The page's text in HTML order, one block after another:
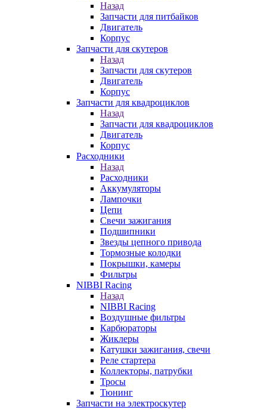
Назад
Запчасти для питбайков
Двигатель
Корпус
Запчасти для скутеров
Назад
Запчасти для скутеров
Двигатель
Корпус
Запчасти для квадроциклов
Назад
Запчасти для квадроциклов
Двигатель
Корпус
Расходники
Назад
Расходники
Аккумуляторы
Лампочки
Цепи
Свечи зажигания
Подшипники
Звезды цепного привода
Тормозные колодки
Покрышки, камеры
Фильтры
NIBBI Racing
Назад
NIBBI Racing
Воздушные фильтры
Карбюраторы
Жиклеры
Катушки зажигания, свечи
Реле стартера
Коллекторы, патрубки
Тросы
Тюнинг
Запчасти на электроскутер